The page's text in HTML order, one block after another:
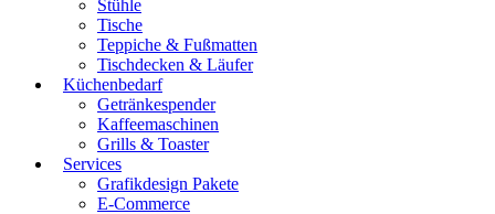
Stühle
Tische
Teppiche & Fußmatten
Tischdecken & Läufer
Küchenbedarf
Getränkespender
Kaffeemaschinen
Grills & Toaster
Services
Grafikdesign Pakete
E-Commerce